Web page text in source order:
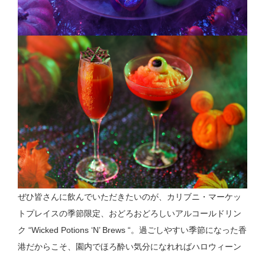
ぜひ皆さんに飲んでいただきたいのが、カリブニ・マーケッ
トプレイスの季節限定、おどろおどろしいアルコールドリン
ク “Wicked Potions ‘N’ Brews “。過ごしやすい季節になった香
港だからこそ、園内でほろ酔い気分になれればハロウィーン